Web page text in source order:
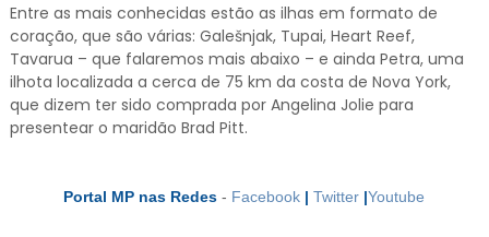
Entre as mais conhecidas estão as ilhas em formato de
coração, que são várias: Galešnjak, Tupai, Heart Reef,
Tavarua – que falaremos mais abaixo – e ainda Petra, uma
ilhota localizada a cerca de 75 km da costa de Nova York,
que dizem ter sido comprada por Angelina Jolie para
presentear o maridão Brad Pitt.
Portal MP nas Redes - Facebook | Twitter |Youtube